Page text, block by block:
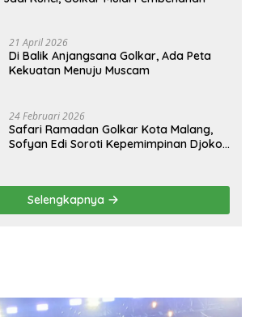
21 April 2026
Di Balik Anjangsana Golkar, Ada Peta
Kekuatan Menuju Muscam
24 Februari 2026
Safari Ramadan Golkar Kota Malang,
Sofyan Edi Soroti Kepemimpinan Djoko
Selengkapnya